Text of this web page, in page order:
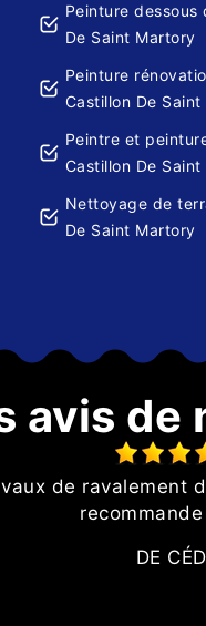
Peinture dessous
De Saint Martory
Peinture
Castillon De
Peintre et
Castillon De
Nettoyage de
De Saint Martory
avis de
de
DE